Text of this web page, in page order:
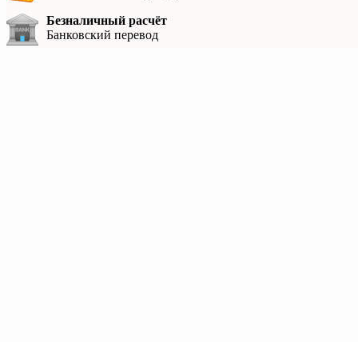
Безналичный расчёт
Банковский перевод